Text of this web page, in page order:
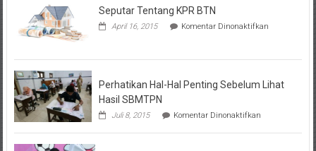
Seputar Tentang KPR BTN
April 16, 2015 Komentar Dinonaktifkanpada
Perhatikan Hal-Hal Penting Sebelum Lihat
Hasil SBMTPN
Juli 8, 2015 Komentar Dinonaktifkanpada
Hal-